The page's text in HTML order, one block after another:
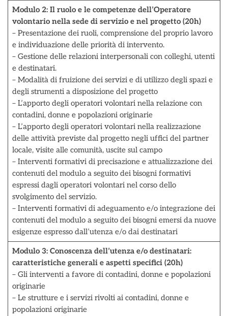
Modulo 2: Il ruolo e le competenze dell’Operatore
volontario nella sede di servizio e nel progetto (20h)
– Presentazione dei ruoli, comprensione del proprio lavoro
e individuazione delle priorità di intervento.
– Gestione delle relazioni interpersonali con colleghi, utenti
e destinatari.
– Modalità di fruizione dei servizi e di utilizzo degli spazi e
degli strumenti a disposizione del progetto
– L’apporto degli operatori volontari nella relazione con
contadini, donne e popolazioni originarie
– L’apporto degli operatori volontari nella realizzazione
delle attività previste dal progetto negli uffici del partner
locale, visite alle comunità, uscite sul campo
– Interventi formativi di precisazione e attualizzazione dei
contenuti del modulo a seguito dei bisogni formativi
espressi dagli operatori volontari nel corso dello
svolgimento del servizio.
– Interventi formativi di adeguamento e/o integrazione dei
contenuti del modulo a seguito dei bisogni emersi da nuove
esigenze espresso dall’utenza e/o dai destinatari
Modulo 3: Conoscenza dell’utenza e/o destinatari:
caratteristiche generali e aspetti specifici (20h)
– Gli interventi a favore di contadini, donne e popolazioni
originarie
– Le strutture e i servizi rivolti ai contadini, donne e
popolazioni originarie